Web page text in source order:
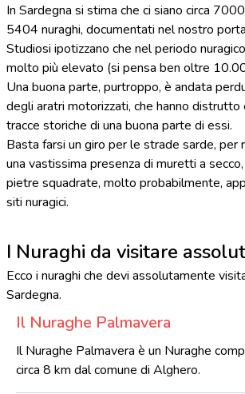
In Sardegna si stima che ci siano circa
5404 nuraghi, documentati nel nostro
Studiosi ipotizzano che nel periodo
molto più elevato (si pensa ben oltre
Una buona parte, purtroppo, è andata
degli aratri motorizzati, che hanno distrutto
tracce storiche di una buona parte di essi.
Basta farsi un giro per le strade sarde, per
una vastissima presenza di muretti a
pietre squadrate, molto probabilmente,
siti nuragici.
I Nuraghi da visitare
Ecco i nuraghi che devi assolutamente
Sardegna.
Il Nuraghe Palmavera
Il Nuraghe Palmavera è un Nuraghe
circa 8 km dal comune di Alghero.